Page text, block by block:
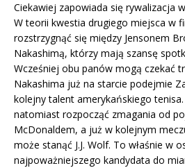
Ciekawiej zapowiada się rywalizacja
W teorii kwestia drugiego miejsca w
rozstrzygnąć się między Jensonem
Nakashimą, którzy mają szansę
Wcześniej obu panów mogą czekać
Nakashima już na starcie podejmie
kolejny talent amerykańskiego
natomiast rozpocząć zmagania od
McDonaldem, a już w kolejnym
może stanąć J.J. Wolf. To właśnie w
najpoważniejszego kandydata do